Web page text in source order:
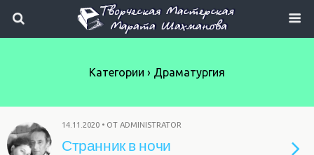
Категории › Драматургия
14.11.2020 • ОТ ADMINISTRATOR
Странник в ночи